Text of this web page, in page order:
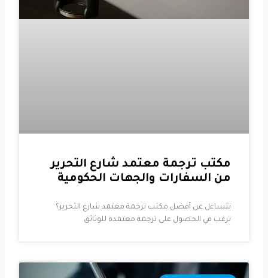
مكتب ترجمة معتمد شارع التحرير
من السفارات والجهات الحكومية
تتساءل عن أفضل مكتب ترجمة معتمد شارع التحرير؟
ترغب في الحصول على ترجمة معتمدة للوثائق